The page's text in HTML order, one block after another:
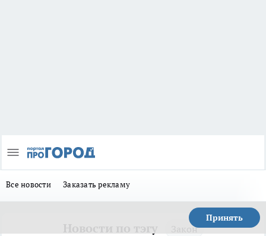
Все новости Заказать рекламу
Принять
Закон